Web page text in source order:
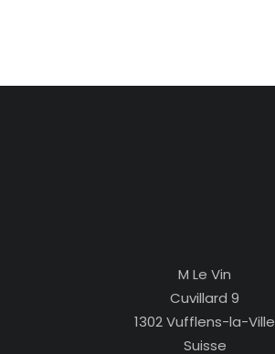
M Le Vin
Cuvillard 9
1302 Vufflens-la-Ville
Suisse